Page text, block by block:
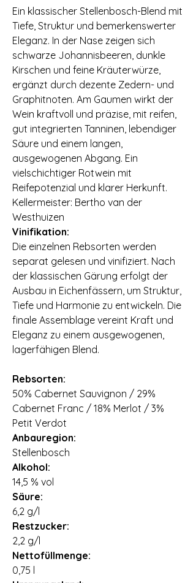
Ein klassischer Stellenbosch-Blend mit
Tiefe, Struktur und bemerkenswerter
Eleganz. In der Nase zeigen sich
schwarze Johannisbeeren, dunkle
Kirschen und feine Kräuterwürze,
ergänzt durch dezente Zedern- und
Graphitnoten. Am Gaumen wirkt der
Wein kraftvoll und präzise, mit reifen,
gut integrierten Tanninen, lebendiger
Säure und einem langen,
ausgewogenen Abgang. Ein
vielschichtiger Rotwein mit
Reifepotenzial und klarer Herkunft. ⠀
Kellermeister: Bertho van der
Westhuizen ⠀
Vinifikation:
Die einzelnen Rebsorten werden
separat gelesen und vinifiziert. Nach
der klassischen Gärung erfolgt der
Ausbau in Eichenfässern, um Struktur,
Tiefe und Harmonie zu entwickeln. Die
finale Assemblage vereint Kraft und
Eleganz zu einem ausgewogenen,
lagerfähigen Blend.
Rebsorten:
50% Cabernet Sauvignon / 29%
Cabernet Franc / 18% Merlot / 3%
Petit Verdot
Anbauregion:
Stellenbosch
Alkohol:
14,5 % vol
Säure:
6,2 g/l
Restzucker:
2,2 g/l
Nettofüllmenge:
0,75 l